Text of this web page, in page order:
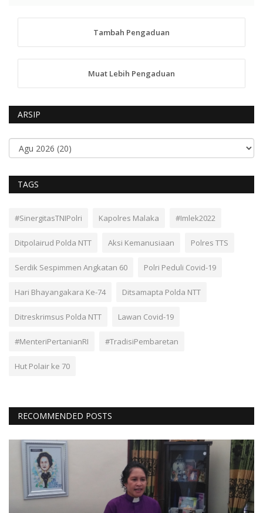
Tambah Pengaduan
Muat Lebih Pengaduan
ARSIP
TAGS
#SinergitasTNIPolri Kapolres Malaka #Imlek2022
Ditpolairud Polda NTT Aksi Kemanusiaan Polres TTS
Serdik Sespimmen Angkatan 60 Polri Peduli Covid-19
Hari Bhayangakara Ke-74 Ditsamapta Polda NTT
Ditreskrimsus Polda NTT Lawan Covid-19
#MenteriPertanianRI #TradisiPembaretan
Hut Polair ke 70
RECOMMENDED POSTS